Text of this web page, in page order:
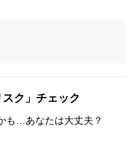
ク」チェック
も…あなたは大丈夫？